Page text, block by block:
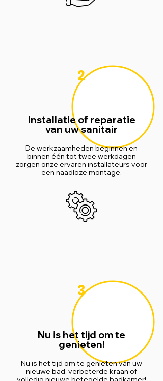
2
Installatie of reparatie
van uw sanitair
De werkzaamheden beginnen en
binnen één tot twee werkdagen
zorgen onze ervaren installateurs voor
een naadloze montage.
3
Nu is het tijd om te
genieten!
Nu is het tijd om te genieten van uw
nieuwe bad, verbeterde kraan of